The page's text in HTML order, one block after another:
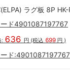
ラグ板 8P
ド4901087197767
: 636 円 (税込 699 円 )
ド:4901087197767